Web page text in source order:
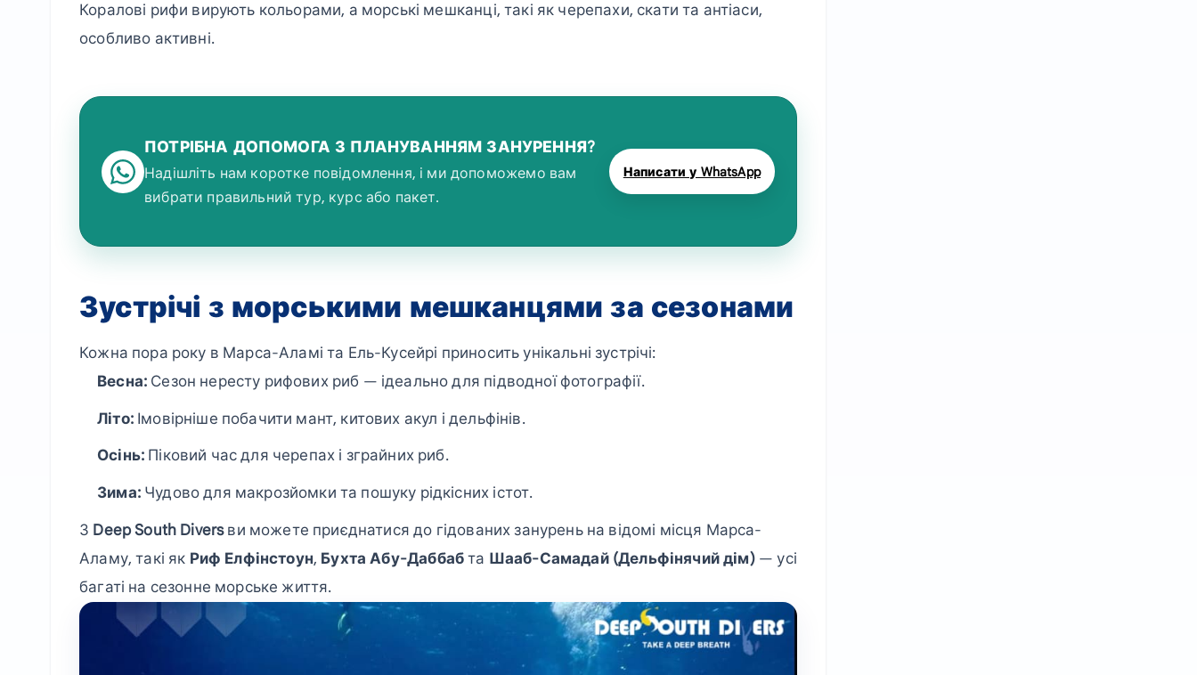
Коралові рифи вирують кольорами, а морські мешканці, такі як черепахи, скати та антіаси,
особливо активні.
ПОТРІБНА ДОПОМОГА З ПЛАНУВАННЯМ ЗАНУРЕННЯ?
Надішліть нам коротке повідомлення, і ми допоможемо вам
вибрати правильний тур, курс або пакет.
Написати у WhatsApp
Зустрічі з морськими мешканцями за сезонами
Кожна пора року в Марса-Аламі та Ель-Кусейрі приносить унікальні зустрічі:
Весна: Сезон нересту рифових риб — ідеально для підводної фотографії.
Літо:Імовірніше побачити мант, китових акул і дельфінів.
Осінь: Піковий час для черепах і зграйних риб.
Зима:Чудово для макрозйомки та пошуку рідкісних істот.
З Deep South Diversви можете приєднатися до гідованих занурень на відомі місця Марса-
Аламу, такі як Риф Елфінстоун, Бухта Абу-Даббабта Шааб-Самадай (Дельфінячий дім)— усі
багаті на сезонне морське життя.